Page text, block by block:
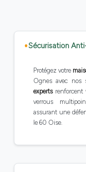
Sécurisation
Protégez votre
Ognes avec nos
expertsrenforcent
verrous
assurant une
le 60 Oise.